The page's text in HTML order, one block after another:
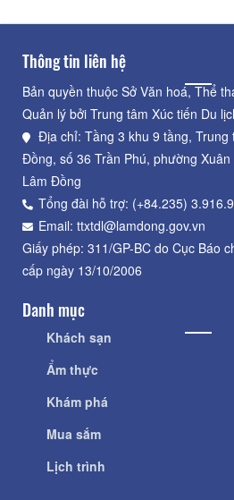
Thông tin liên hệ
Bản quyền thuộc Sở Văn hoá, Thể
Quản lý bởi Trung tâm Xúc tiến Du
Địa chỉ: Tầng 3 khu 9 tầng,
Đồng, số 36 Trần Phú, phường
Lâm Đồng
Tổng đài hỗ trợ: (+84.235)
Email: ttxtdl@lamdong.gov.vn
Giấy phép: 311/GP-BC do Cục Báo
cấp ngày 13/10/2006
Danh mục
Khách sạn
Ẩm thực
Khám phá
Mua sắm
Lịch trình